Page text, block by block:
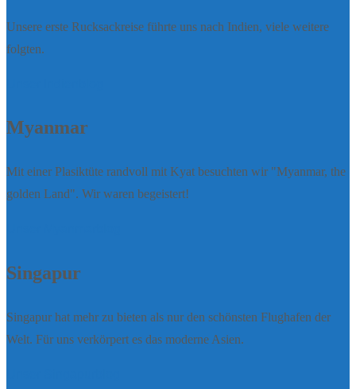
Unsere erste Rucksackreise führte uns nach Indien, viele weitere
folgten.
Myanmar
Mit einer Plasiktüte randvoll mit Kyat besuchten wir "Myanmar, the
golden Land". Wir waren begeistert!
Singapur
Singapur hat mehr zu bieten als nur den schönsten Flughafen der
Welt. Für uns verkörpert es das moderne Asien.